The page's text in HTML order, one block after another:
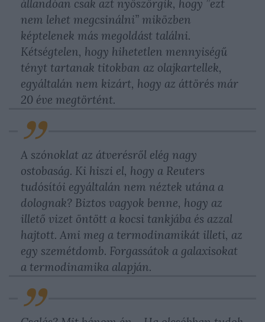
állandóan csak azt nyöszörgik, hogy ”ezt
nem lehet megcsinálni” miközben
képtelenek más megoldást találni.
Kétségtelen, hogy hihetetlen mennyiségű
tényt tartanak titokban az olajkartellek,
egyáltalán nem kizárt, hogy az áttörés már
20 éve megtörtént.
A szónoklat az átverésről elég nagy
ostobaság. Ki hiszi el, hogy a Reuters
tudósítói egyáltalán nem néztek utána a
dolognak? Biztos vagyok benne, hogy az
illető vizet öntött a kocsi tankjába és azzal
hajtott. Ami meg a termodinamikát illeti, az
egy szemétdomb. Forgassátok a galaxisokat
a termodinamika alapján.